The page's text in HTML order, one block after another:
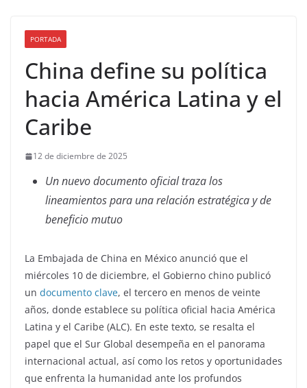
PORTADA
China define su política
hacia América Latina y el
Caribe
12 de diciembre de 2025
Un nuevo documento oficial traza los
lineamientos para una relación estratégica y de
beneficio mutuo
La Embajada de China en México anunció que el
miércoles 10 de diciembre, el Gobierno chino publicó
un documento clave, el tercero en menos de veinte
años, donde establece su política oficial hacia América
Latina y el Caribe (ALC). En este texto, se resalta el
papel que el Sur Global desempeña en el panorama
internacional actual, así como los retos y oportunidades
que enfrenta la humanidad ante los profundos